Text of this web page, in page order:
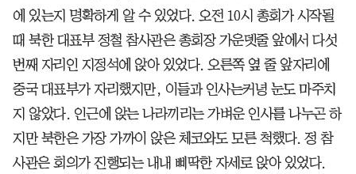
에 있는지 명확하게 알 수 있었다. 오전 10시 총회가 시작될
때 북한 대표부 정철 참사관은 총회장 가운뎃줄 앞에서 다섯
번째 자리인 지정석에 앉아 있었다. 오른쪽 옆 줄 앞자리에
중국 대표부가 자리했지만, 이들과 인사는커녕 눈도 마주치
지 않았다. 인근에 앉는 나라끼리는 가벼운 인사를 나누곤 하
지만 북한은 가장 가까이 앉은 체코와도 모른 척했다. 정 참
사관은 회의가 진행되는 내내 삐딱한 자세로 앉아 있었다.